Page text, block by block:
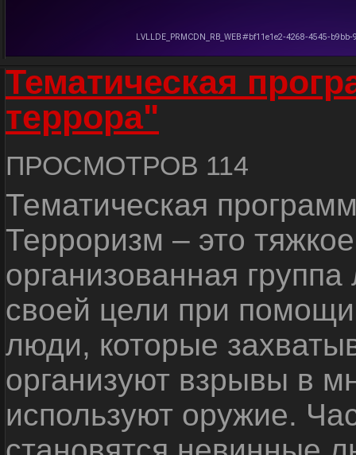
Тематическая
террора"
ПРОСМОТРОВ 114
Тематическая
Терроризм – это
организованная
своей цели при
люди, которые
организуют взрывы в
используют оружие.